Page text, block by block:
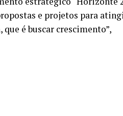
e projetos para
é buscar crescimento”,